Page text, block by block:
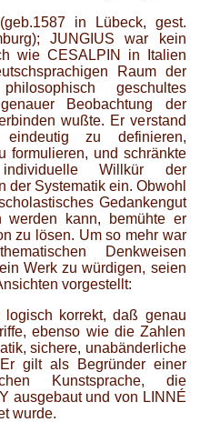
in Lübeck, gest.
JUNGIUS war kein
wie CESALPIN in Italien
Raum der
geschultes
Beobachtung der
wußte. Er verstand
zu definieren,
formulieren, und schränkte
Willkür der
der Systematik ein. Obwohl
Gedankengut
werden kann, bemühte er
zu lösen. Um so mehr war
Denkweisen
Werk zu würdigen, seien
vorgestellt:
korrekt, daß genau
ebenso wie die Zahlen
sichere, unabänderliche
gilt als Begründer einer
Kunstsprache, die
ausgebaut und von LINNÉ
wurde.